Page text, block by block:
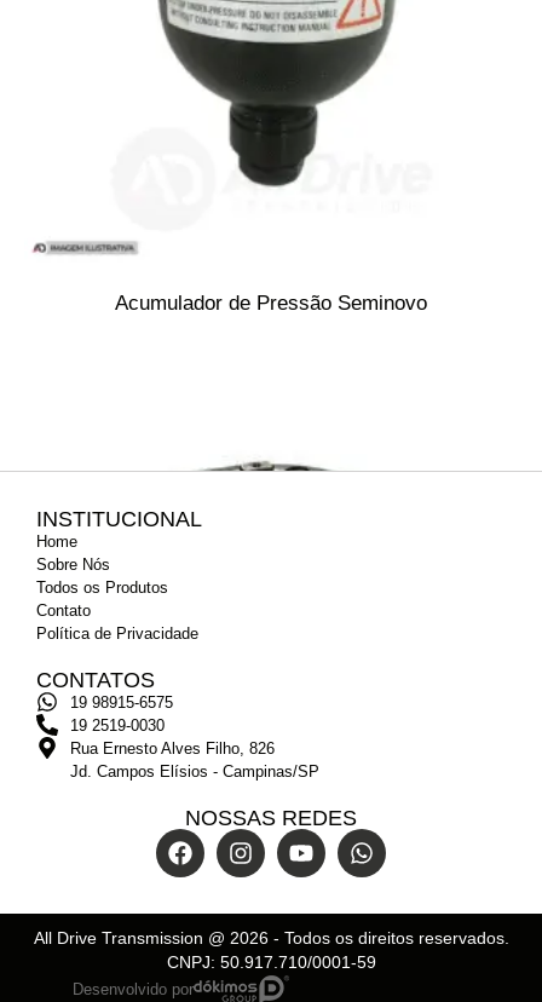
Acumulador de Pressão Seminovo
Motor Elétrico
INSTITUCIONAL
Home
Sobre Nós
Todos os Produtos
Contato
Política de Privacidade
CONTATOS
19 98915-6575
19 2519-0030
Rua Ernesto Alves Filho, 826
Jd. Campos Elísios - Campinas/SP
NOSSAS REDES
All Drive Transmission @ 2026- Todos os direitos reservados.
CNPJ: 50.917.710/0001-59
Desenvolvido por